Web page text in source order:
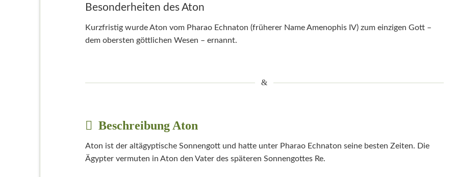
Besonderheiten des Aton
Kurzfristig wurde Aton vom Pharao Echnaton (früherer Name Amenophis IV) zum einzigen Gott –
dem obersten göttlichen Wesen – ernannt.
Beschreibung Aton
Aton ist der altägyptische Sonnengott und hatte unter Pharao Echnaton seine besten Zeiten. Die
Ägypter vermuten in Aton den Vater des späteren Sonnengottes Re.